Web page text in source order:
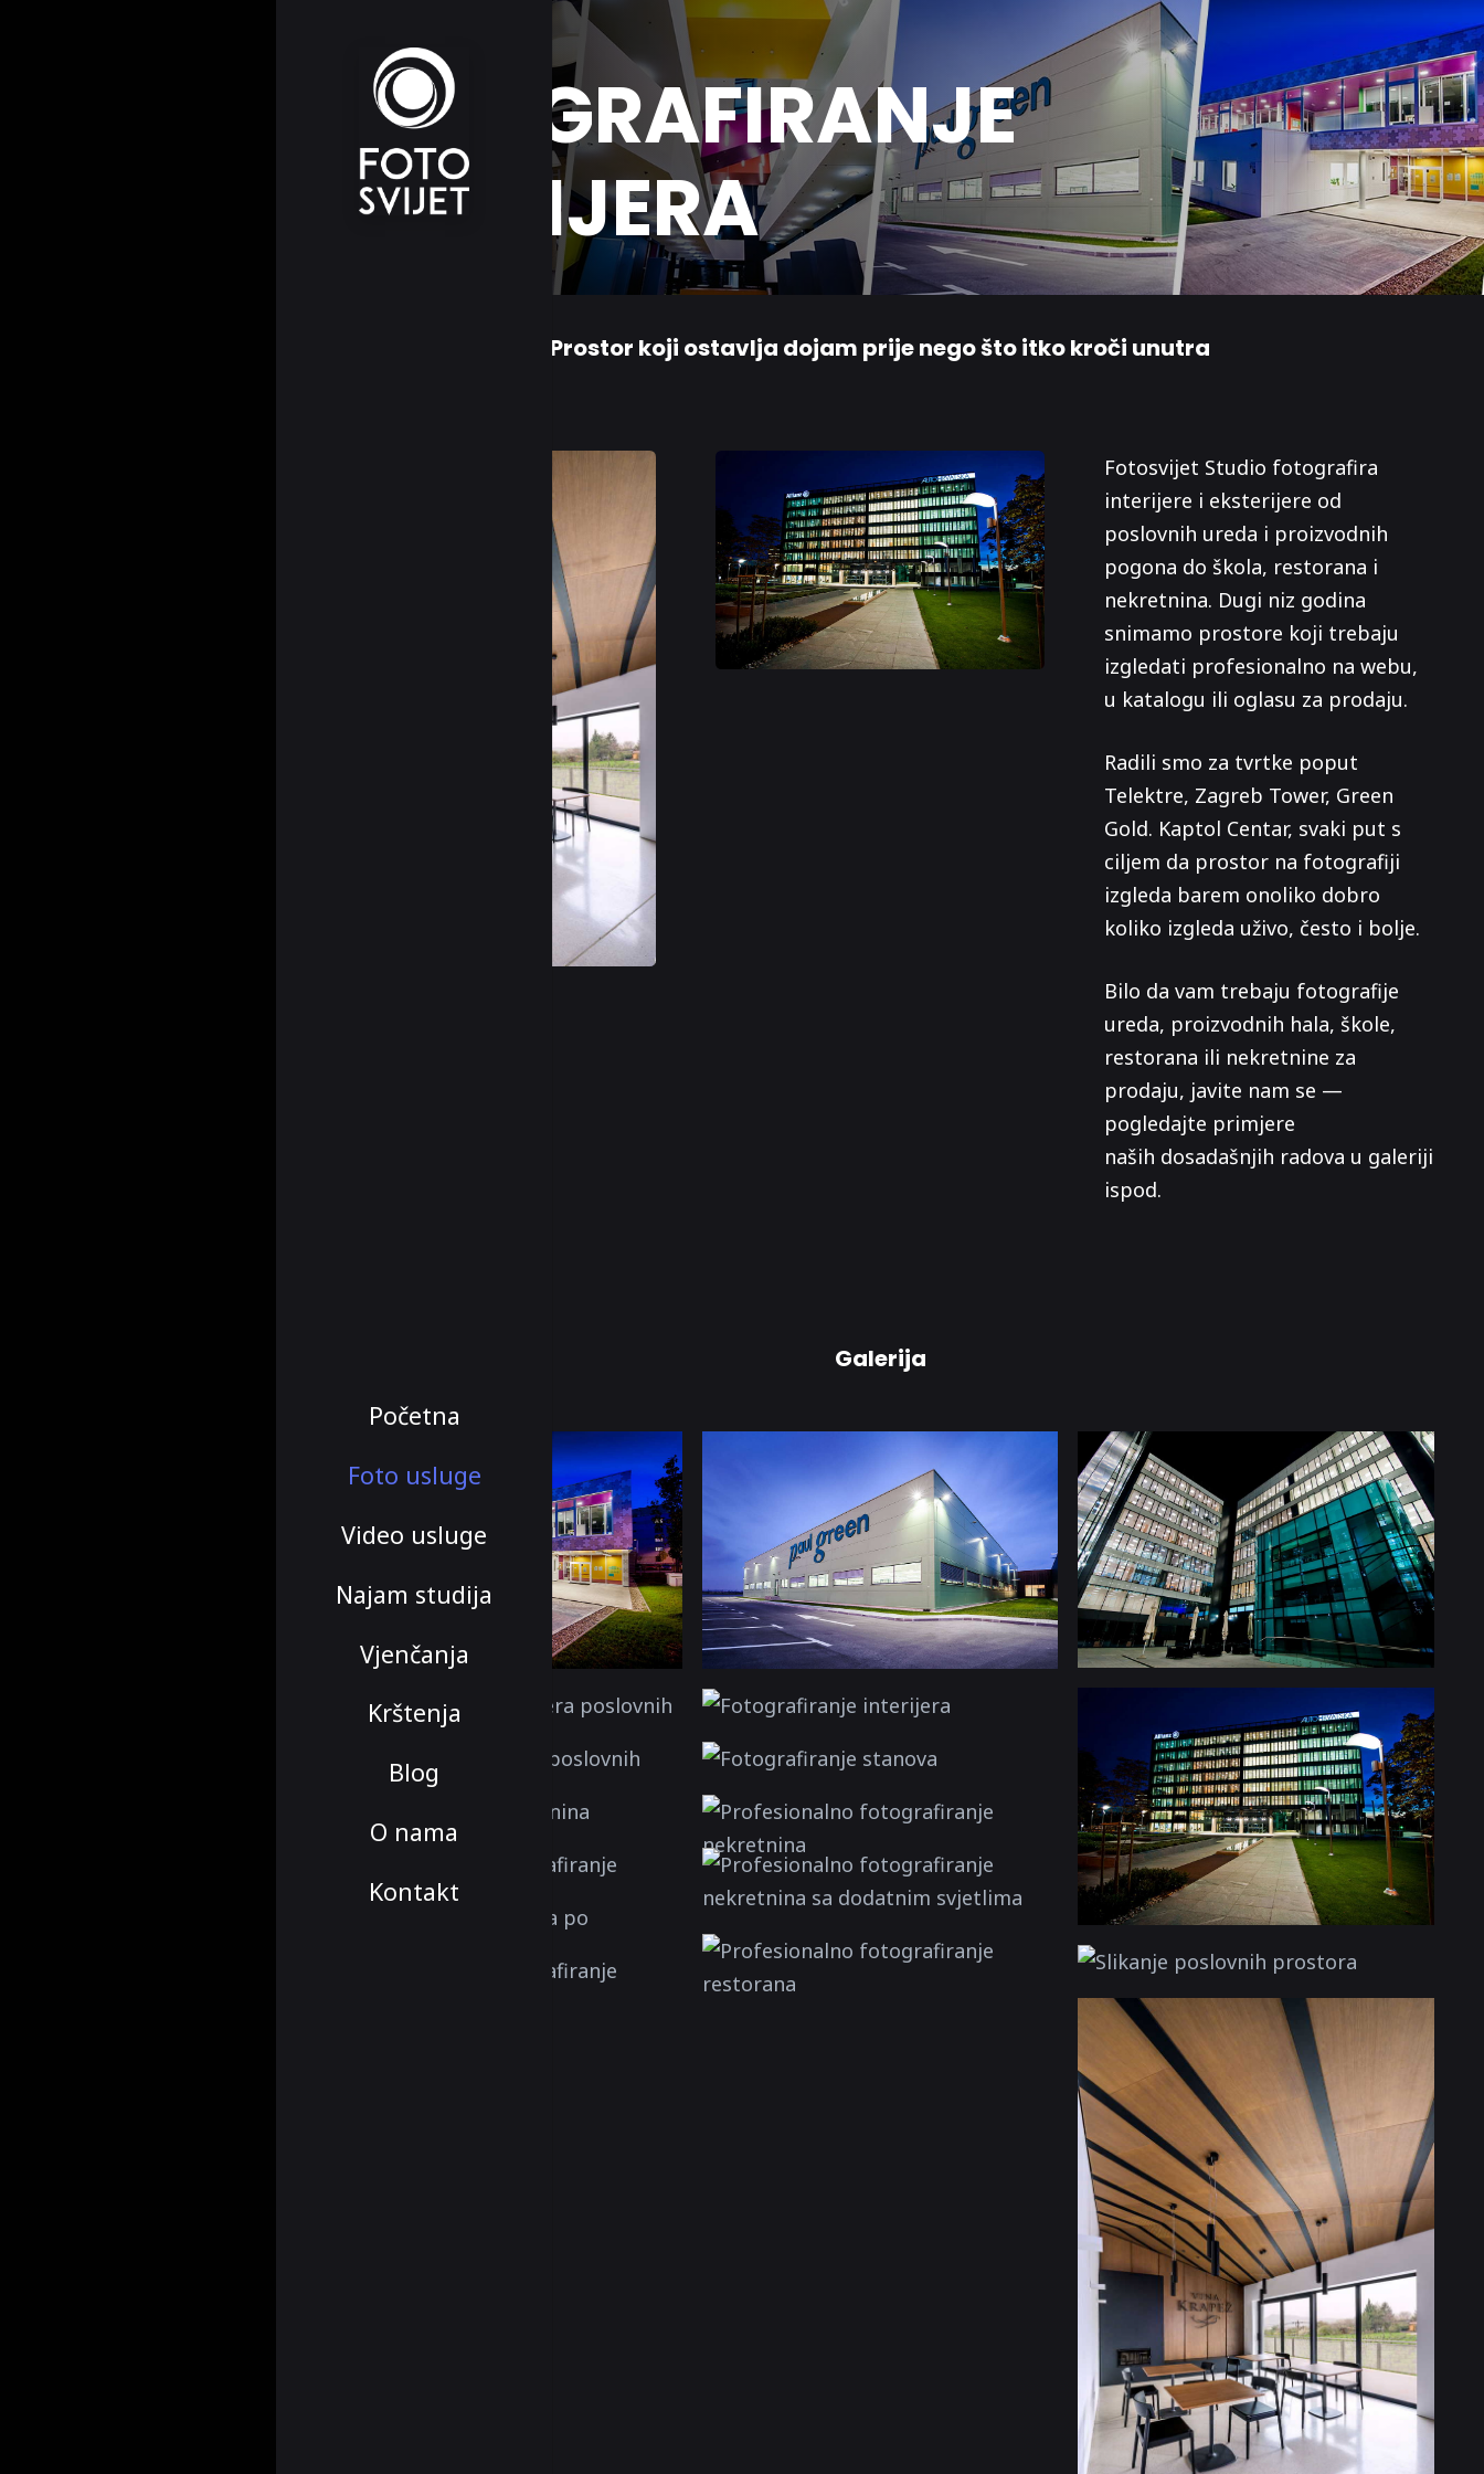
Početna
Foto usluge
Video usluge
Najam studija
Vjenčanja
Krštenja
Blog
O nama
Kontakt
FOTOGRAFIRANJE
INTERIJERA
Prostor koji ostavlja dojam prije nego što itko kroči unutra
Fotosvijet Studio fotografira
interijere i eksterijere od
poslovnih ureda i proizvodnih
pogona do škola, restorana i
nekretnina. Dugi niz godina
snimamo prostore koji trebaju
izgledati profesionalno na webu,
u katalogu ili oglasu za prodaju.
Radili smo za tvrtke poput
Telektre, Zagreb Tower, Green
Gold. Kaptol Centar, svaki put s
ciljem da prostor na fotografiji
izgleda barem onoliko dobro
koliko izgleda uživo, često i bolje.
Bilo da vam trebaju fotografije
ureda, proizvodnih hala, škole,
restorana ili nekretnine za
prodaju, javite nam se —
pogledajte primjere
naših dosadašnjih radova u galeriji
ispod.
Galerija